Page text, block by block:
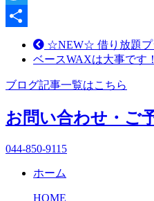
Twitter
☆NEW☆ 借り放題プ
ベースWAXは大事です
ブログ記事一覧はこちら
お問い合わせ・ご
044-850-9115
ホーム
HOME